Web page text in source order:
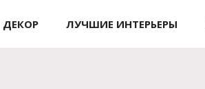
ДЕКОР ЛУЧШИЕ ИНТЕРЬЕРЫ